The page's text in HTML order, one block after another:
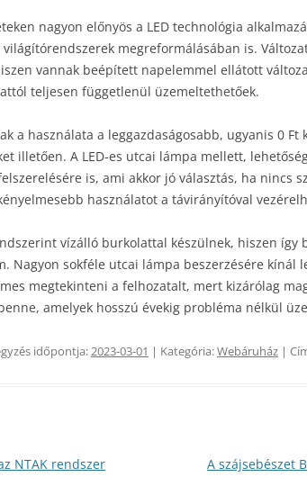
nagyon előnyös a LED technológia
megreformálásában is.
vannak beépített napelemmel ellátott
teljesen függetlenül üzemeltethetőek.
a használata a leggazdaságosabb, ugyanis 0 Ft
illetően. A LED-es utcai lámpa mellett,
is, ami akkor jó választás, ha nincs
használatot a távirányítóval
vízálló burkolattal készülnek, hiszen így
Nagyon sokféle utcai lámpa beszerzésére kínál
megtekinteni a felhozatalt, mert kizárólag
amelyek hosszú évekig probléma nélkül
időpontja:2023-03-01 | Kategória:Webáruház |
NTAK rendszer
A szájsebészet